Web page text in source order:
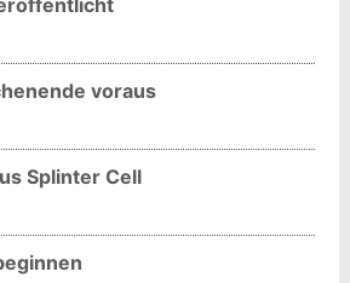
voraus
Splinter Cell